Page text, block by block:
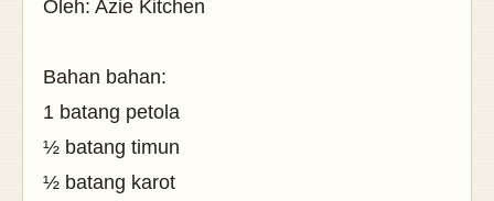
Oleh: Azie Kitchen
Bahan bahan:
1 batang petola
½ batang timun
½ batang karot